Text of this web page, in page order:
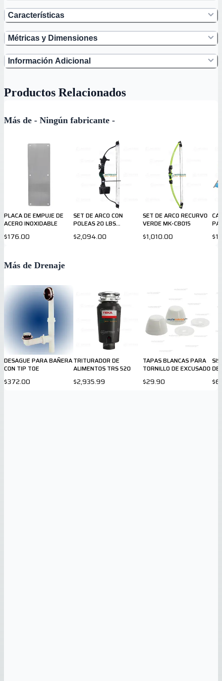
Características
Métricas y Dimensiones
Información Adicional
Productos Relacionados
Más de - Ningún fabricante -
PLACA DE EMPUJE DE
ACERO INOXIDABLE
$176.00
SET DE ARCO CON
POLEAS 20 LBS
$2,094.00
SET DE ARCO RECURVO
VERDE MK-CB015
$1,010.00
Más de Drenaje
DESAGUE PARA BAÑERA
CON TIP TOE
$372.00
TRITURADOR DE
ALIMENTOS TRS 520
$2,935.99
TAPAS BLANCAS PARA
TORNILLO DE EXCUSADO
$29.90